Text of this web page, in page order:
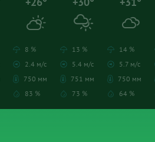
8 %
2.4 м/с
750 мм
83 %
13 %
5.4 м/с
751 мм
73 %
14 %
5.7 м/с
750 мм
64 %